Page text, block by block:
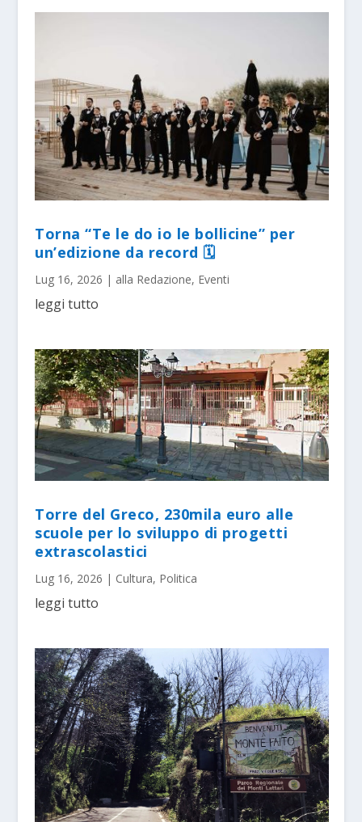
Torna “Te le do io le bollicine” per
un’edizione da record 🗓
Lug 16, 2026 | alla Redazione, Eventi
leggi tutto
Torre del Greco, 230mila euro alle
scuole per lo sviluppo di progetti
extrascolastici
Lug 16, 2026 | Cultura, Politica
leggi tutto